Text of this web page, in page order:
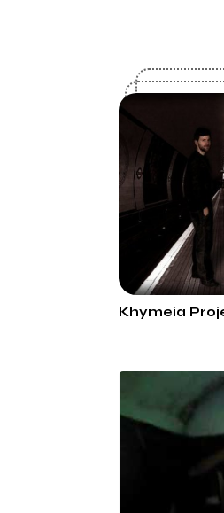
Khymeia